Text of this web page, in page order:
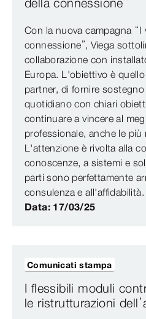
Con la nuova campagna “I
connessione”, Viega
collaborazione con
Europa. L'obiettivo è
partner, di fornire
quotidiano con chiari
continuare a vincere al
professionale, anche le
L'attenzione è rivolta alla
conoscenze, a sistemi e
parti sono perfettamente
consulenza e all'affidabilità.
Data: 17/03/25
I flessibili moduli
le ristrutturazioni
Comunicati stampa